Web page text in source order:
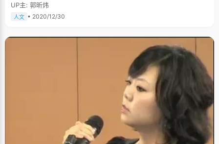
UP主: 郭昕炜
人文 • 2020/12/30